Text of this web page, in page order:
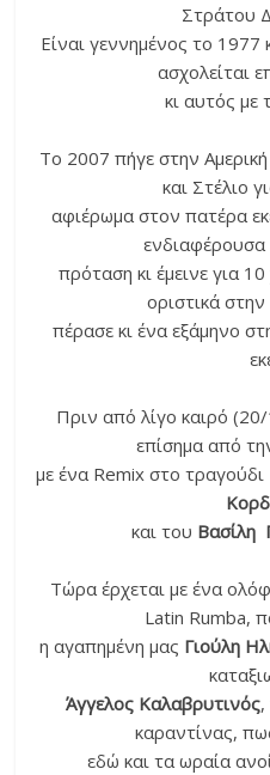
Στράτου
Είναι γεννημένος το 1977
ασχολείται
κι αυτός με
Το 2007 πήγε στην
και Στέλιο
αφιέρωμα στον πατέρα
ενδιαφέρουσα
πρόταση κι έμεινε για
οριστικά
πέρασε κι ένα εξάμηνο
Πριν από λίγο καιρό
επίσημα από
με ένα Remix στο τραγούδι
και του Βασίλη
Τώρα έρχεται με ένα
Latin Rumba,
η αγαπημένη μας Γιούλη
Άγγελος Καλαβρυτινός
καραντίνας,
εδώ και τα ωραία